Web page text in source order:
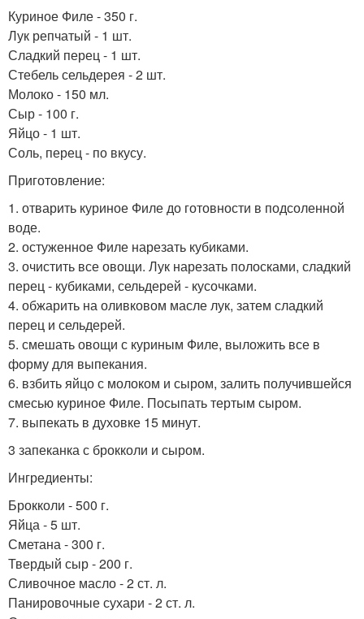
Куриное Филе - 350 г.
Лук репчатый - 1 шт.
Сладкий перец - 1 шт.
Стебель сельдерея - 2 шт.
Молоко - 150 мл.
Сыр - 100 г.
Яйцо - 1 шт.
Соль, перец - по вкусу.
Приготовление:
1. отварить куриное Филе до готовности в подсоленной
воде.
2. остуженное Филе нарезать кубиками.
3. очистить все овощи. Лук нарезать полосками, сладкий
перец - кубиками, сельдерей - кусочками.
4. обжарить на оливковом масле лук, затем сладкий
перец и сельдерей.
5. смешать овощи с куриным Филе, выложить все в
форму для выпекания.
6. взбить яйцо с молоком и сыром, залить получившейся
смесью куриное Филе. Посыпать тертым сыром.
7. выпекать в духовке 15 минут.
3 запеканка с брокколи и сыром.
Ингредиенты:
Брокколи - 500 г.
Яйца - 5 шт.
Сметана - 300 г.
Твердый сыр - 200 г.
Сливочное масло - 2 ст. л.
Панировочные сухари - 2 ст. л.